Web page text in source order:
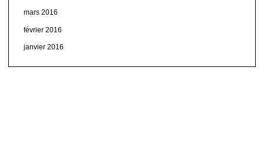
mars 2016
février 2016
janvier 2016